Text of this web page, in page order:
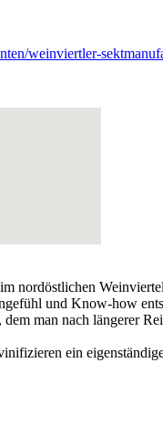
weinviertler-
nordöstlichen
und Know-how
dem man nach längerer
ein